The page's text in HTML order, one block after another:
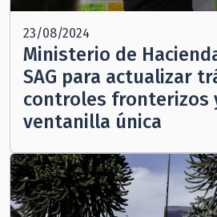
23/08/2024
Ministerio de
SAG para actualizar
controles fronterizos
ventanilla única